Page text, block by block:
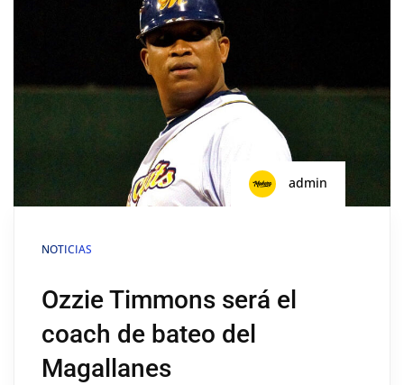
admin
NOTICIAS
Ozzie Timmons será el
coach de bateo del
Magallanes